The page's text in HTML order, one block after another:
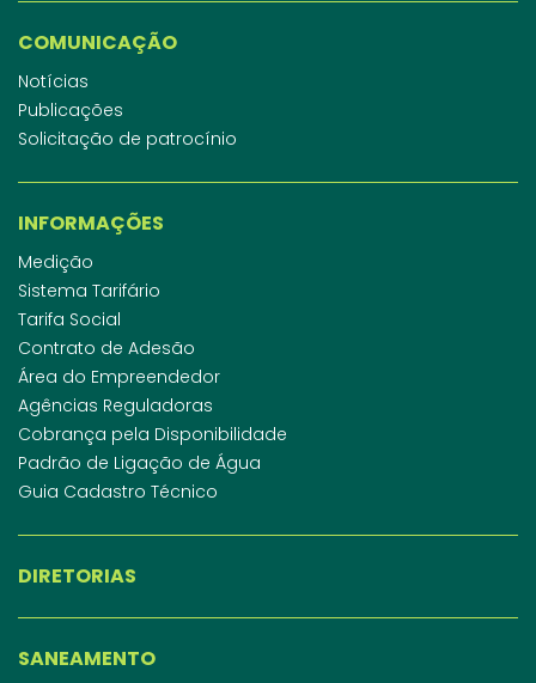
COMUNICAÇÃO
Notícias
Publicações
Solicitação de patrocínio
INFORMAÇÕES
Medição
Sistema Tarifário
Tarifa Social
Contrato de Adesão
Área do Empreendedor
Agências Reguladoras
Cobrança pela Disponibilidade
Padrão de Ligação de Água
Guia Cadastro Técnico
DIRETORIAS
SANEAMENTO